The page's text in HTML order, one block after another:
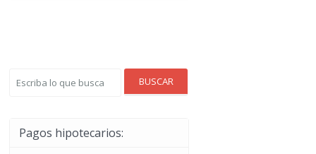
BUSCAR
Pagos hipotecarios: